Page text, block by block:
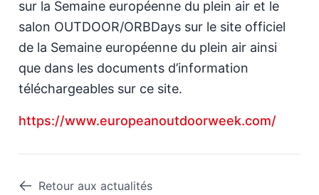
sur la Semaine européenne du plein air et le
salon OUTDOOR/ORBDays sur le site officiel
de la Semaine européenne du plein air ainsi
que dans les documents d’information
téléchargeables sur ce site.
https://www.europeanoutdoorweek.com/
Retour aux actualités